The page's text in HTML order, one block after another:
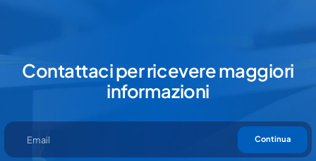
Contattaci per ricevere maggiori
informazioni
Continua